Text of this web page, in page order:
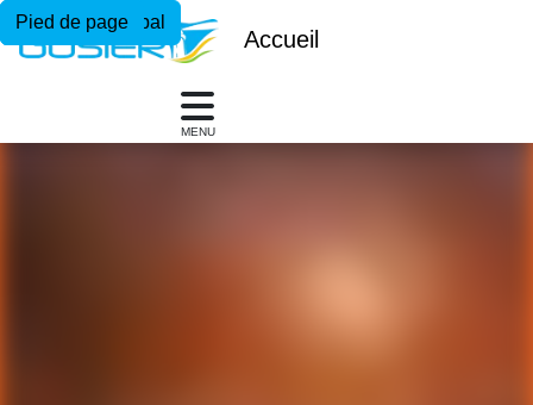
Menu principal
Contenu principal
Pied de page
Accueil
MENU